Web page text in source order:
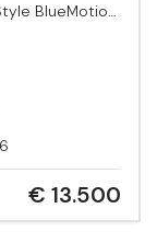
BlueMotion
€ 13.500